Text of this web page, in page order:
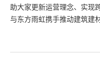
助大家更新运营理念、实现
与东方雨虹携手推动建筑建